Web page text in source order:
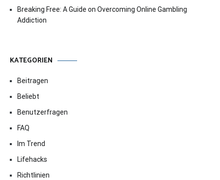
Breaking Free: A Guide on Overcoming Online Gambling
Addiction
KATEGORIEN
Beitragen
Beliebt
Benutzerfragen
FAQ
Im Trend
Lifehacks
Richtlinien